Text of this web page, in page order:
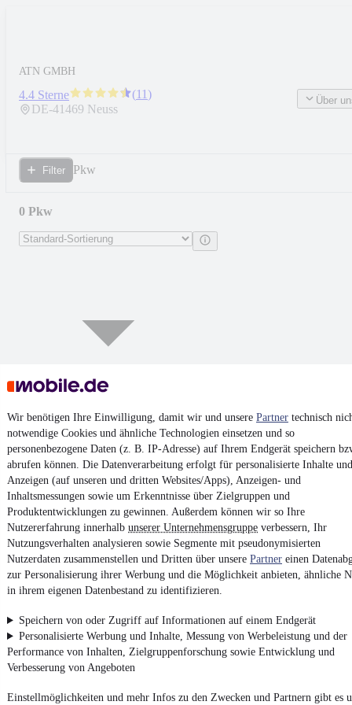
Wir benötigen Ihre Einwilligung, damit wir und unsere Partner technisch
notwendige Cookies und ähnliche Technologien einsetzen und so
personenbezogene Daten (z. B. IP-Adresse) auf Ihrem Endgerät speichern
abrufen können. Die Datenverarbeitung erfolgt für personalisierte Inhalte und
Anzeigen (auf unseren und dritten Websites/Apps), Anzeigen- und
Inhaltsmessungen sowie um Erkenntnisse über Zielgruppen und
Produktentwicklungen zu gewinnen. Außerdem können wir so Ihre
Nutzererfahrung innerhalb unserer Unternehmensgruppe verbessern, Ihr
Nutzungsverhalten analysieren sowie Segmente mit pseudonymisierten
Nutzerdaten zusammenstellen und Dritten über unsere Partner einen
zur Personalisierung ihrer Werbung und die Möglichkeit anbieten, ähnliche
in ihrem eigenen Datenbestand zu identifizieren.
Speichern von oder Zugriff auf Informationen auf einem Endgerät
Personalisierte Werbung und Inhalte, Messung von Werbeleistung und der
Performance von Inhalten, Zielgruppenforschung sowie Entwicklung und
Verbesserung von Angeboten
Einstellmöglichkeiten und mehr Infos zu den Zwecken und Partnern gibt es
ATN GMBH
4.4 Sterne (11)
DE-41469 Neuss
Über
Filter Pkw
0 Pkw
Keine Inserate gefunden
¹MwSt. ausweisbar
Nutze mobile.de schnell und einfach
App installieren